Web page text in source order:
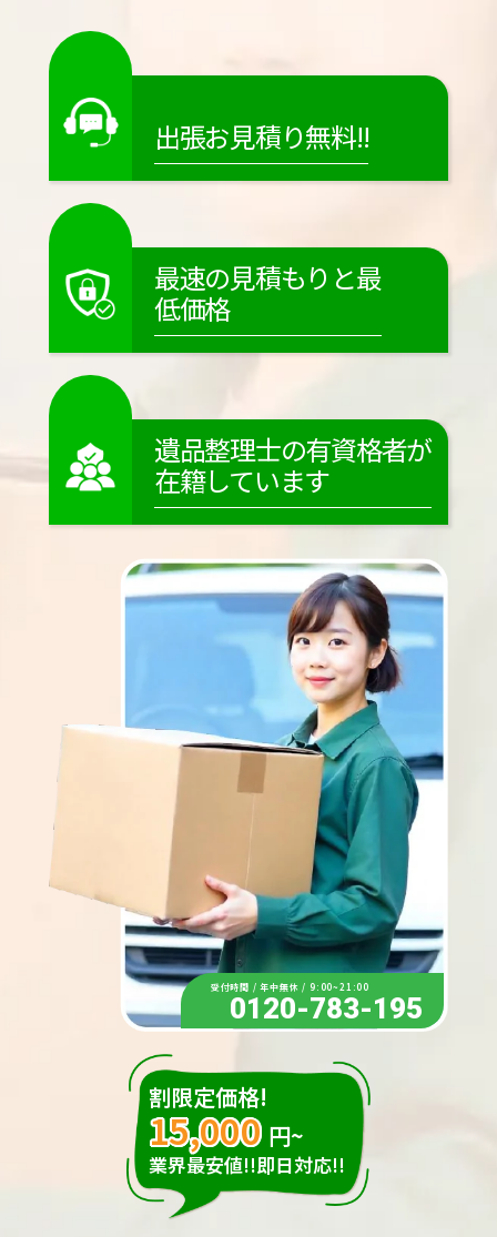
出張お見積り無料!!
最速の見積もりと最
低価格
遺品整理士の有資格者が
在籍しています
受付時間 / 年中無休 / 9:00~21:00
0120-783-195
割限定価格!
15,000 円~
業界最安値!!即日対応!!